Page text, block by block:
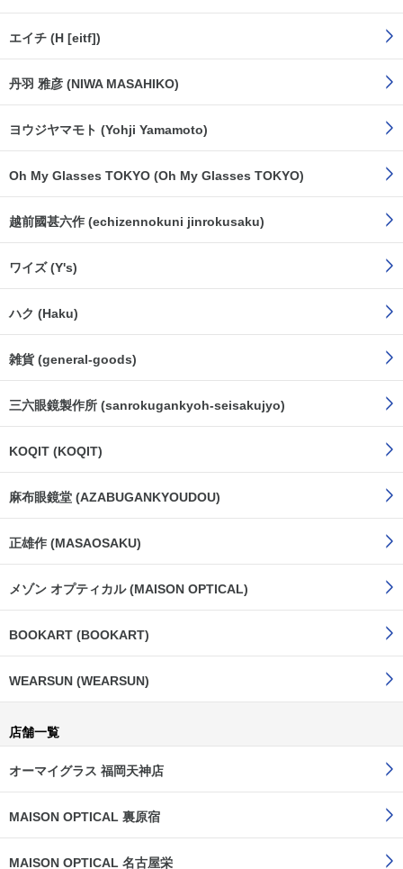
エイチ (H [eitf])
丹羽 雅彦 (NIWA MASAHIKO)
ヨウジヤマモト (Yohji Yamamoto)
Oh My Glasses TOKYO (Oh My Glasses TOKYO)
越前國甚六作 (echizennokuni jinrokusaku)
ワイズ (Y's)
ハク (Haku)
雑貨 (general-goods)
三六眼鏡製作所 (sanrokugankyoh-seisakujyo)
KOQIT (KOQIT)
麻布眼鏡堂 (AZABUGANKYOUDOU)
正雄作 (MASAOSAKU)
メゾン オプティカル (MAISON OPTICAL)
BOOKART (BOOKART)
WEARSUN (WEARSUN)
店舗一覧
オーマイグラス 福岡天神店
MAISON OPTICAL 裏原宿
MAISON OPTICAL 名古屋栄